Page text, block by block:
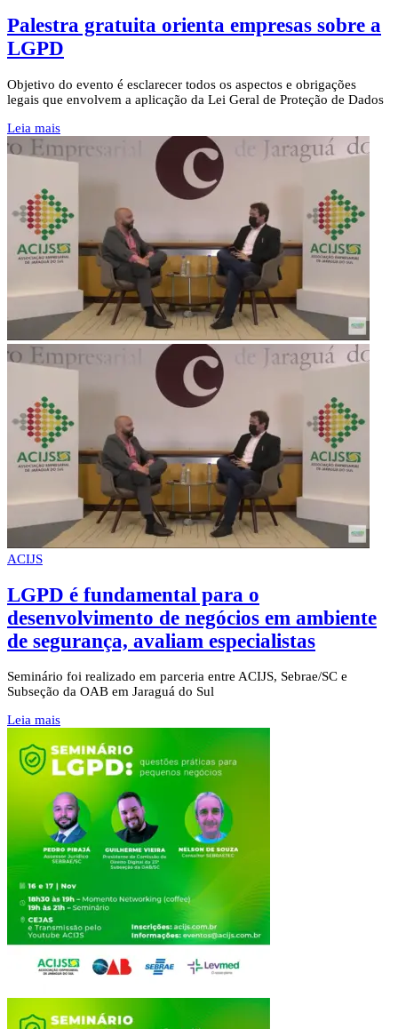
Palestra gratuita orienta empresas sobre a
LGPD
Objetivo do evento é esclarecer todos os aspectos e obrigações
legais que envolvem a aplicação da Lei Geral de Proteção de Dados
Leia mais
ACIJS
LGPD é fundamental para o
desenvolvimento de negócios em ambiente
de segurança, avaliam especialistas
Seminário foi realizado em parceria entre ACIJS, Sebrae/SC e
Subseção da OAB em Jaraguá do Sul
Leia mais